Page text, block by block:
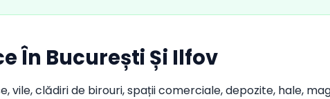
În București Și Ilfov
vile, clădiri de birouri, spații comerciale, depozite, hale,